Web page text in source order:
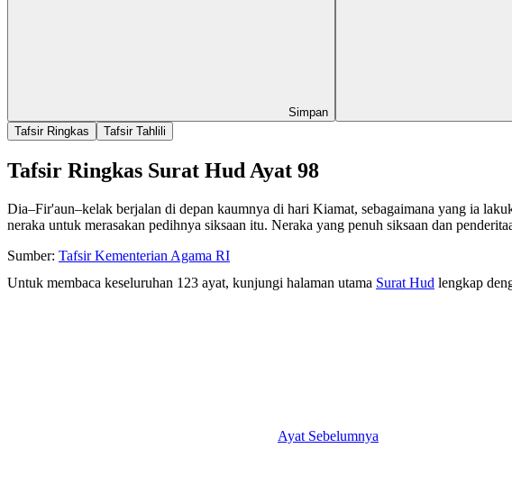
Simpan
Tafsir Ringkas
Tafsir Tahlili
Tafsir Ringkas Surat Hud Ayat 98
Dia–Fir'aun–kelak berjalan di depan kaumnya di hari Kiamat, sebagaimana yang ia
neraka untuk merasakan pedihnya siksaan itu. Neraka yang penuh siksaan dan
Sumber: Tafsir Kementerian Agama RI
Untuk membaca keseluruhan 123 ayat, kunjungi halaman utama Surat Hud lengkap
Ayat Sebelumnya